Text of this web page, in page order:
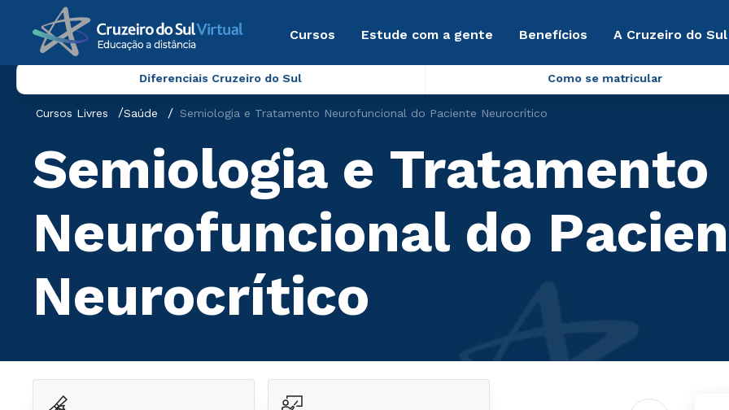
Cursos Estude com a gente Benefícios A Cruzeiro do
Diferenciais Cruzeiro do Sul Como se matricular
Cursos Livres Saúde Semiologia e Tratamento Neurofuncional do Paciente Neurocrítico
Semiologia e Tratamento
Neurofuncional do
Neurocrítico